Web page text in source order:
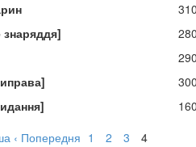
знаряддя]
‹ Попередня 1 2 3
4